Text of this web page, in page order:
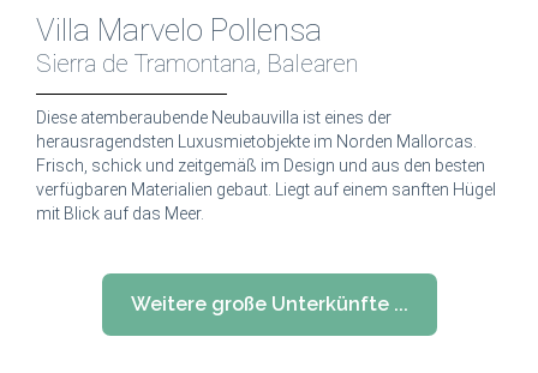
Villa Marvelo Pollensa
Sierra de Tramontana, Balearen
Diese atemberaubende Neubauvilla ist eines der
herausragendsten Luxusmietobjekte im Norden Mallorcas.
Frisch, schick und zeitgemäß im Design und aus den besten
verfügbaren Materialien gebaut. Liegt auf einem sanften Hügel
mit Blick auf das Meer.
Weitere große Unterkünfte ...